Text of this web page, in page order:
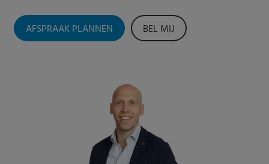
AFSPRAAK PLANNEN BEL MIJ